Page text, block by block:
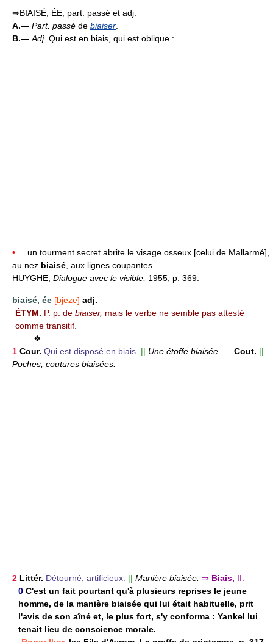
⇒BIAISÉ, ÉE, part. passé et adj.
A.— Part. passé de biaiser
B.— Adj. Qui est en biais, qui est oblique :
• ... un tourment secret abrite le visage osseux [celui de Mallarmé],
au nez biaisé , aux lignes coupantes.
HUYGHE, Dialogue avec le visible, 1955, p. 369.
biaisé, ée [bjeze] adj.
ÉTYM. P. p. de biaiser, mais le verbe ne semble pas attesté
comme transitif.
❖
1 Cour. Qui est disposé en biais. || Une étoffe biaisée. — Cout. ||
Poches, coutures biaisées.
2 Littér. Détourné, artificieux. || Manière biaisée. ⇒ Biais, II.
0 C'est un fait pourtant qu'à plusieurs reprises le jeune
homme, de la manière biaisée qui lui était habituelle, prit
l'avis de son aîné et, le plus fort, s'y conforma : Yankel lui
tenait lieu de conscience morale.